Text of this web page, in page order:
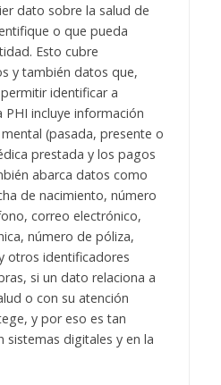
dato sobre la salud de
o que pueda
Esto cubre
y también datos que,
identificar a
PHI incluye información
(pasada, presente o
prestada y los pagos
abarca datos como
de nacimiento, número
correo electrónico,
número de póliza,
otros identificadores
si un dato relaciona a
o con su atención
y por eso es tan
digitales y en la